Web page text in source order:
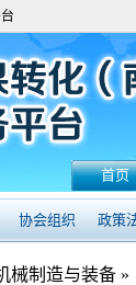
首页
协会组织 政策
械制造与装备 »